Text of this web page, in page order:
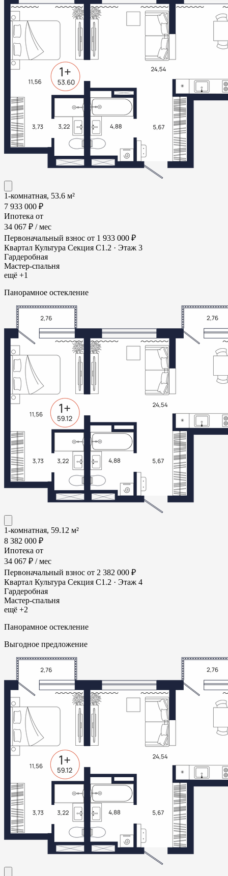
1-комнатная, 53.6 м²
7 933 000 ₽
Ипотека от
34 067 ₽ / мес
Первоначальный взнос от 1 933 000 ₽
Квартал Культура Секция С1.2 · Этаж 3
Гардеробная
Мастер-спальня
ещё +1
Панорамное остекление
1-комнатная, 59.12 м²
8 382 000 ₽
Ипотека от
34 067 ₽ / мес
Первоначальный взнос от 2 382 000 ₽
Квартал Культура Секция С1.2 · Этаж 4
Гардеробная
Мастер-спальня
ещё +2
Панорамное остекление
Выгодное предложение